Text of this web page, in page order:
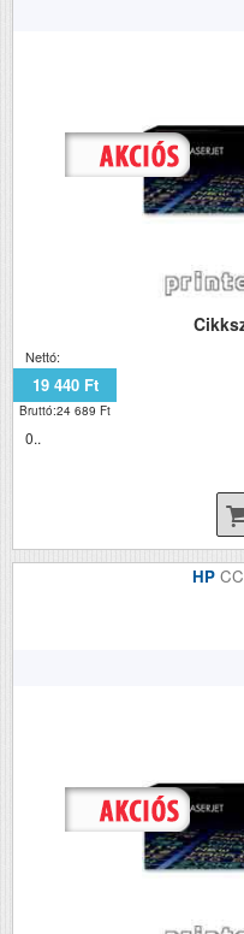
Nettó:
19 440 Ft
Bruttó:24 689 Ft
0..
HP